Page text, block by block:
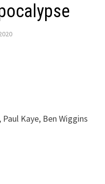
Kaye, Ben Wiggins